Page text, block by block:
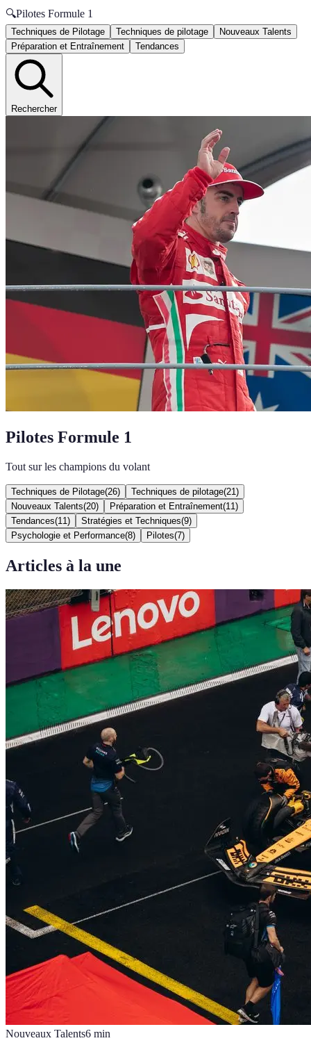
🔍Pilotes Formule 1
Techniques de Pilotage Techniques de pilotage
Nouveaux Talents
Préparation et Entraînement
Tendances
Rechercher
Pilotes Formule 1
Tout sur les champions du volant
Techniques de Pilotage(26) Techniques de pilotage(21 )
Nouveaux Talents(20) Préparation et Entraînement(11 )
Tendances(11 ) Stratégies et Techniques(9)
Psychologie et Performance(8) Pilotes(7)
Articles à la une
Nouveaux Talents6 min